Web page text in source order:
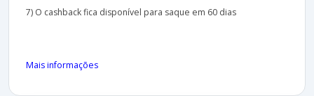
7) O cashback fica disponível para saque em 60 dias
Mais informações